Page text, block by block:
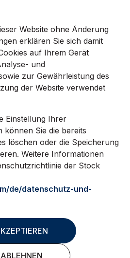
Website ohne Änderung
erklären Sie sich damit
auf Ihrem Gerät
und
zur Gewährleistung des
der Website verwendet
Einstellung Ihrer
können Sie die bereits
löschen oder die Speicherung
Weitere Informationen
der Stock
de/datenschutz-und-
ABLEHNEN